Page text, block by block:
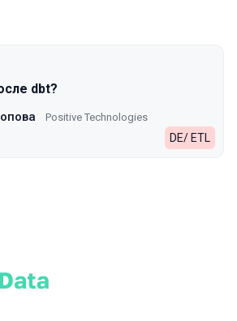
в сезоне 2026
dbt?
Positive Technologies
DE/ ETL